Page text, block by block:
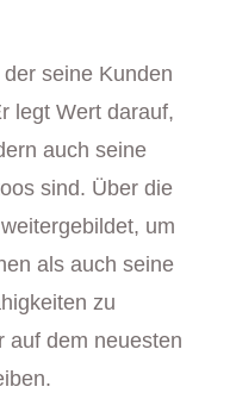
seine Kunden
legt Wert darauf,
auch seine
sind. Über die
um
als auch seine
zu
auf dem neuesten